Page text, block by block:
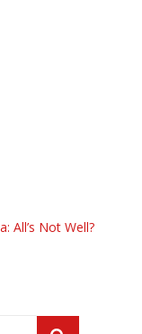
All’s Not Well?